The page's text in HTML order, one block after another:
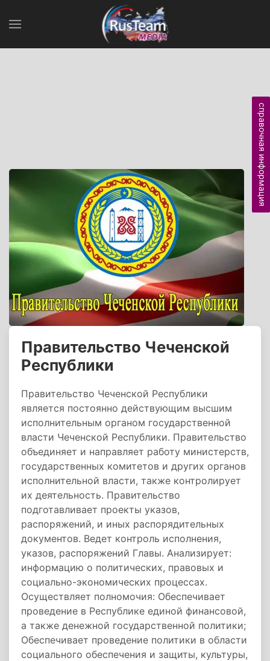
Правительство Чеченской
Республики
Правительство Чеченской Республики
является постоянно действующим высшим
исполнительным органом государственной
власти Чеченской Республики. Правительство
объединяет и направляет работу министерств,
государственных комитетов и других органов
исполнительной власти, также контролирует
их деятельность. Правительство
подготавливает проекты указов,
распоряжений, и иных распорядительных
документов. Ведет контроль исполнения,
указов, распоряжений Главы. Анализирует:
информацию о политических, правовых и
социально-экономических процессах.
Осуществляет полномочия: Обеспечивает
проведение в Республике единой финансовой,
а также денежной государственной политики;
Обеспечивает проведение политики в области
социального обеспечения и защиты, культуры,
справочная информация